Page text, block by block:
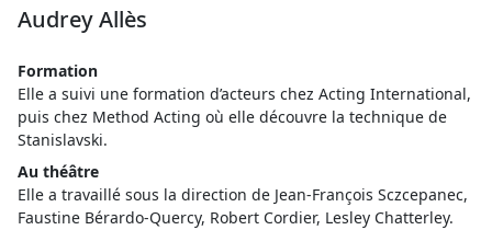
Audrey Allès
Formation
Elle a suivi une formation d’acteurs chez Acting International,
puis chez Method Acting où elle découvre la technique de
Stanislavski.
Au théâtre
Elle a travaillé sous la direction de Jean-François Sczcepanec,
Faustine Bérardo-Quercy, Robert Cordier, Lesley Chatterley.